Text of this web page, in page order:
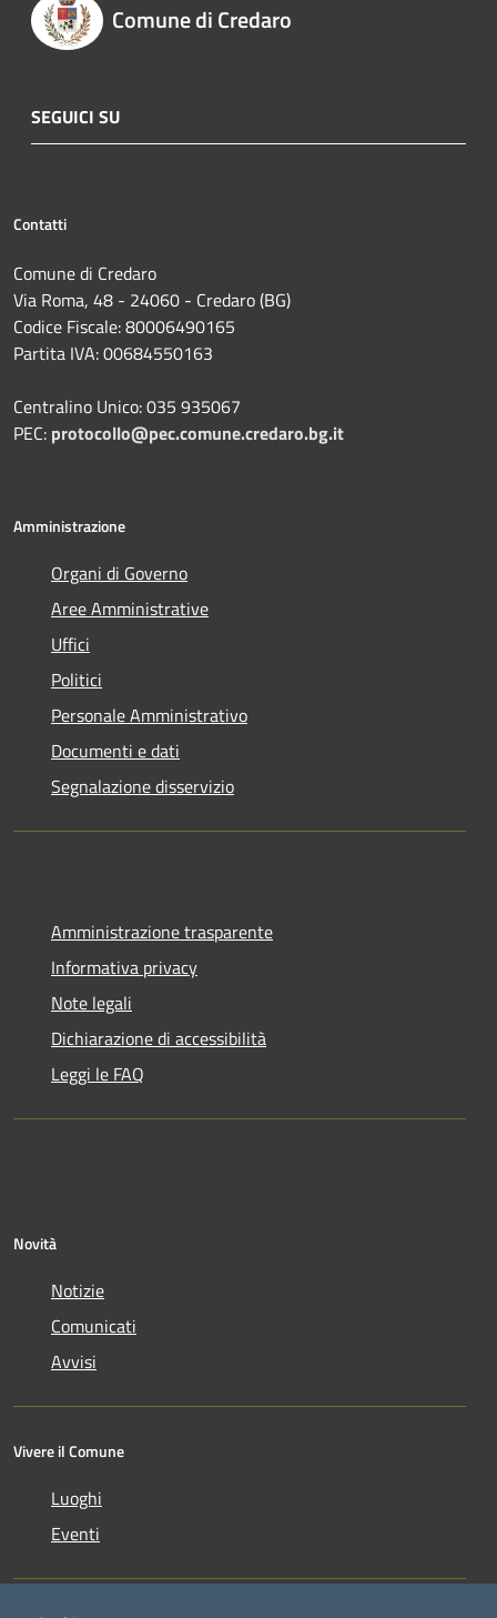
Comune di Credaro
SEGUICI SU
Contatti
Comune di Credaro
Via Roma, 48 - 24060 - Credaro (BG)
Codice Fiscale: 80006490165
Partita IVA: 00684550163
Centralino Unico: 035 935067
PEC: protocollo@pec.comune.credaro.bg.it
Amministrazione
Organi di Governo
Aree Amministrative
Uffici
Politici
Personale Amministrativo
Documenti e dati
Segnalazione disservizio
Amministrazione trasparente
Informativa privacy
Note legali
Dichiarazione di accessibilità
Leggi le FAQ
Novità
Notizie
Comunicati
Avvisi
Vivere il Comune
Luoghi
Eventi